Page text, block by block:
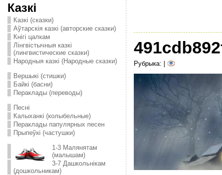
Казкі
Казкі (сказки)
Аўтарскія казкі (авторские сказки)
Кнігі цалкам
Лінгвістычныя казкі
(лингвистические сказки)
Народныя казкі (Народные сказки)
Вершыкі (стишки)
Байкі (басни)
Пераклады (переводы)
Песні
Калыханкі (колыбельные)
Пераклады папулярных песен
Прыпеўкі (частушки)
1-3 Малянятам
(малышам)
3-7 Дашкольнікам
(дошкольникам)
Рубрыка: |